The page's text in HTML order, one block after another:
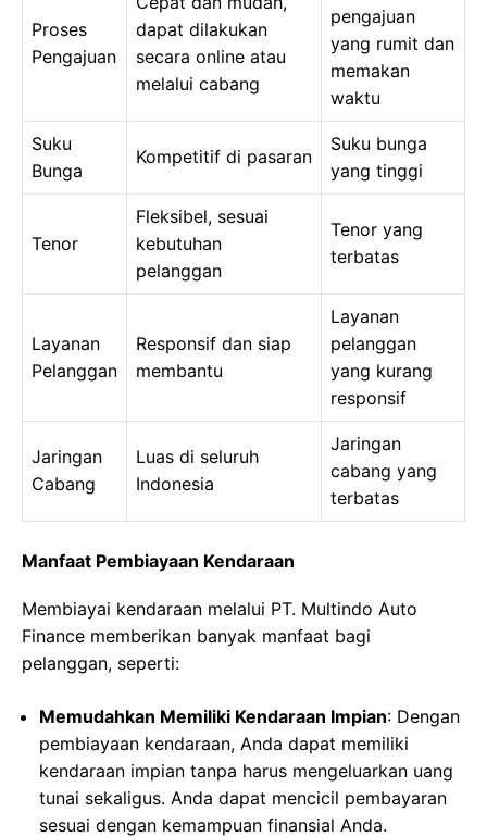
Proses
Pengajuan
dapat dilakukan
secara online atau
melalui cabang
pengajuan
yang rumit dan
memakan
waktu
Suku
Bunga
Kompetitif di pasaran
Suku bunga
yang tinggi
Tenor
Fleksibel, sesuai
kebutuhan
pelanggan
Tenor yang
terbatas
Layanan
Pelanggan
Responsif dan siap
membantu
Layanan
pelanggan
yang kurang
responsif
Jaringan
Cabang
Luas di seluruh
Indonesia
Jaringan
cabang yang
terbatas
Manfaat Pembiayaan Kendaraan
Membiayai kendaraan melalui PT. Multindo Auto
Finance memberikan banyak manfaat bagi
pelanggan, seperti:
Memudahkan Memiliki Kendaraan Impian: Dengan
pembiayaan kendaraan, Anda dapat memiliki
kendaraan impian tanpa harus mengeluarkan uang
tunai sekaligus. Anda dapat mencicil pembayaran
sesuai dengan kemampuan finansial Anda.